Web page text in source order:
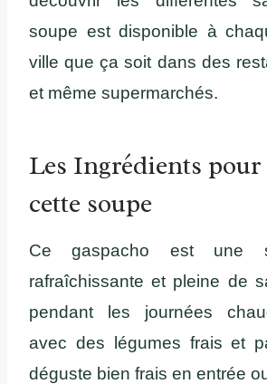
soupe est disponible à
ville que ça soit dans des
et même supermarchés.
Les Ingrédients
cette soupe
Ce gaspacho est une
rafraîchissante et pleine de
pendant les journées
avec des légumes frais et
déguste bien frais en entrée